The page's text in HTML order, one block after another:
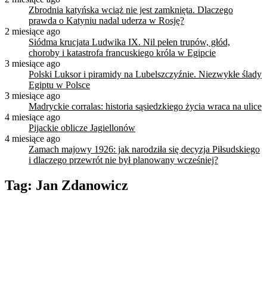
Zbrodnia katyńska wciąż nie jest zamknięta. Dlaczego
prawda o Katyniu nadal uderza w Rosję?
2 miesiące ago
Siódma krucjata Ludwika IX. Nil pełen trupów, głód,
choroby i katastrofa francuskiego króla w Egipcie
3 miesiące ago
Polski Luksor i piramidy na Lubelszczyźnie. Niezwykłe ślady
Egiptu w Polsce
3 miesiące ago
Madryckie corralas: historia sąsiedzkiego życia wraca na ulice
4 miesiące ago
Pijackie oblicze Jagiellonów
4 miesiące ago
Zamach majowy 1926: jak narodziła się decyzja Piłsudskiego
i dlaczego przewrót nie był planowany wcześniej?
Tag: Jan Zdanowicz